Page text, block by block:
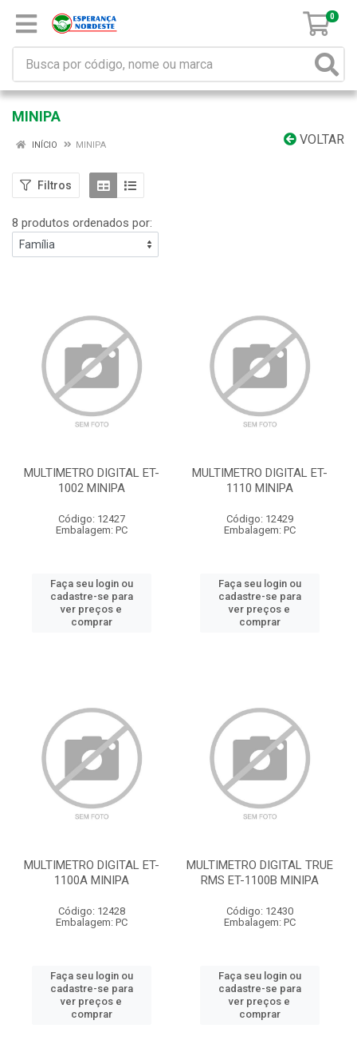
0
MINIPA
VOLTAR
INÍCIO MINIPA
Filtros
8 produtos ordenados por:
MULTIMETRO DIGITAL ET-
1002 MINIPA
Código: 12427
Embalagem: PC
Faça seu login ou
cadastre-se para
ver preços e
comprar
MULTIMETRO DIGITAL ET-
1110 MINIPA
Código: 12429
Embalagem: PC
Faça seu login ou
cadastre-se para
ver preços e
comprar
MULTIMETRO DIGITAL ET-
1100A MINIPA
Código: 12428
Embalagem: PC
Faça seu login ou
cadastre-se para
ver preços e
comprar
MULTIMETRO DIGITAL TRUE
RMS ET-1100B MINIPA
Código: 12430
Embalagem: PC
Faça seu login ou
cadastre-se para
ver preços e
comprar